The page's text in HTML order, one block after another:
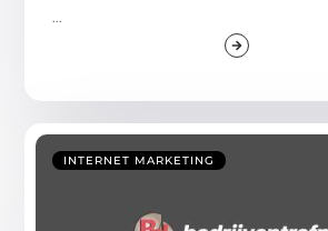
INTERNET MARKETING